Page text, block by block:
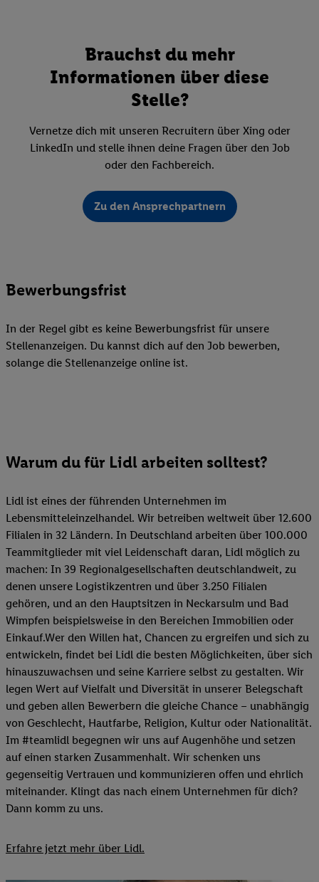
Brauchst du mehr
Informationen über diese
Stelle?
Vernetze dich mit unseren Recruitern über Xing oder
LinkedIn und stelle ihnen deine Fragen über den Job
oder den Fachbereich.
Zu den Ansprechpartnern
Bewerbungsfrist
In der Regel gibt es keine Bewerbungsfrist für unsere
Stellenanzeigen. Du kannst dich auf den Job bewerben,
solange die Stellenanzeige online ist.
Warum du für Lidl arbeiten solltest?
Lidl ist eines der führenden Unternehmen im
Lebensmitteleinzelhandel. Wir betreiben weltweit über 12.600
Filialen in 32 Ländern. In Deutschland arbeiten über 100.000
Teammitglieder mit viel Leidenschaft daran, Lidl möglich zu
machen: In 39 Regionalgesellschaften deutschlandweit, zu
denen unsere Logistikzentren und über 3.250 Filialen
gehören, und an den Hauptsitzen in Neckarsulm und Bad
Wimpfen beispielsweise in den Bereichen Immobilien oder
Einkauf.Wer den Willen hat, Chancen zu ergreifen und sich zu
entwickeln, findet bei Lidl die besten Möglichkeiten, über sich
hinauszuwachsen und seine Karriere selbst zu gestalten. Wir
legen Wert auf Vielfalt und Diversität in unserer Belegschaft
und geben allen Bewerbern die gleiche Chance – unabhängig
von Geschlecht, Hautfarbe, Religion, Kultur oder Nationalität.
Im #teamlidl begegnen wir uns auf Augenhöhe und setzen
auf einen starken Zusammenhalt. Wir schenken uns
gegenseitig Vertrauen und kommunizieren offen und ehrlich
miteinander. Klingt das nach einem Unternehmen für dich?
Dann komm zu uns.​
Erfahre jetzt mehr über Lidl.